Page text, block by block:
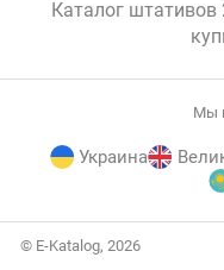
Каталог
Мы
Украина
© E-Katalog, 2026